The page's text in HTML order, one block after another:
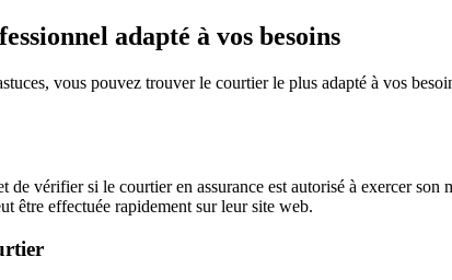
adapté à vos besoins
vous pouvez trouver le courtier le plus adapté à vos
vérifier si le courtier en assurance est autorisé à exercer
être effectuée rapidement sur leur site web.